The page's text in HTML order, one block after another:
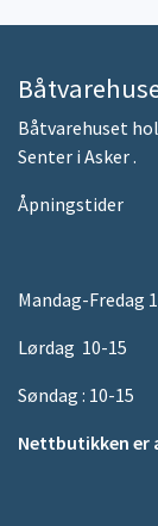
Båtvarehuset
Senter i Asker .
Åpningstider
Mandag-Fredag
Lørdag 10-15
Søndag : 10-15
Nettbutikken er